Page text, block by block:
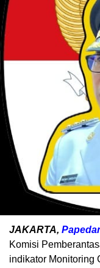
JAKARTA,
Komisi
indikator Monitoring